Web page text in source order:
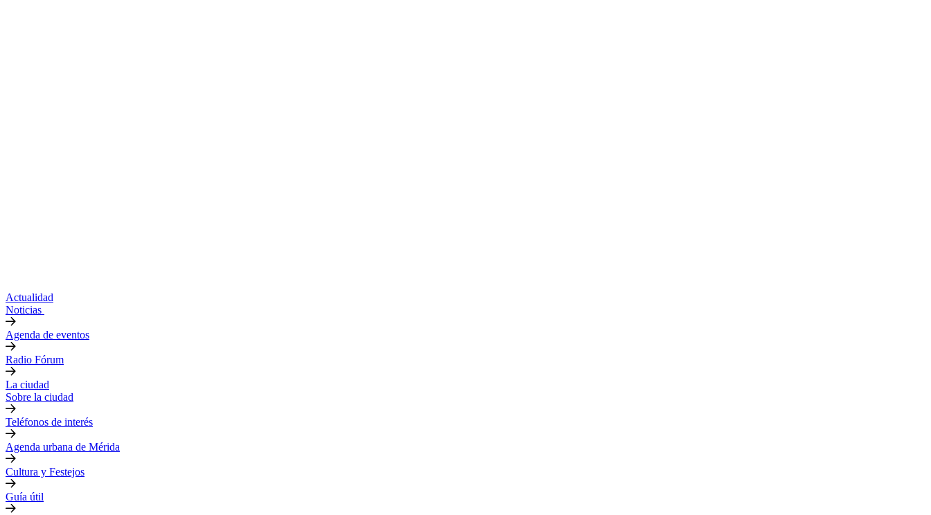
Actualidad
Noticias
Agenda de eventos
Radio Fórum
La ciudad
Sobre la ciudad
Teléfonos de interés
Agenda urbana de Mérida
Cultura y Festejos
Guía útil